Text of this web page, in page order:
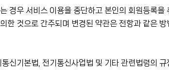
경우 서비스 이용을 중단하고 본인의 회원등록을
한 것으로 간주되며 변경된 약관은 전항과 같은 방
신기본법, 전기통신사업법 및 기타 관련법령의 규